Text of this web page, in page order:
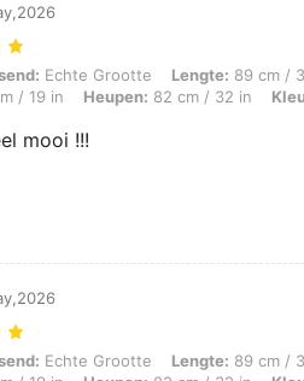
Echte Grootte, Lengte: 89 cm / 35 in,
Echte Grootte Lengte: 89 cm /
/ 19 in Heupen: 82 cm / 32 in
mooi !!!
Echte Grootte, Lengte: 89 cm / 35 in,
Echte Grootte Lengte: 89 cm /